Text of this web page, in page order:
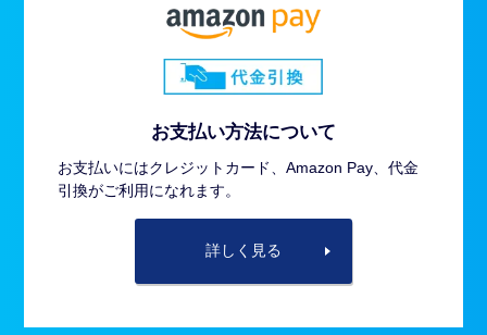
お支払い方法について
お支払いにはクレジットカード、Amazon Pay、代金
引換がご利用になれます。
詳しく見る